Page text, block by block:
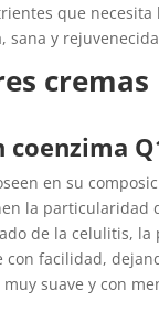
que necesita
sana y
cremas
coenzima
en su
la particularidad
de la celulitis, la
con facilidad,
suave y con